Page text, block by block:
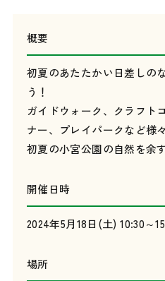
概要
初夏のあたたかい日差しの
う！
ガイドウォーク、クラフト
ナー、プレイパークなど様
初夏の小宮公園の自然を余
開催日時
2024年5月18日(土) 10:30～
場所